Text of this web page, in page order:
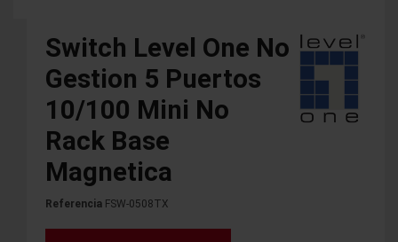
Switch Level One No
Gestion 5 Puertos
10/100 Mini No
Rack Base
Magnetica
Referencia FSW-0508TX